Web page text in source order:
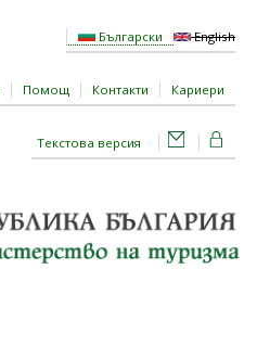
Български English
Помощ Контакти Кариери
Текстова версия